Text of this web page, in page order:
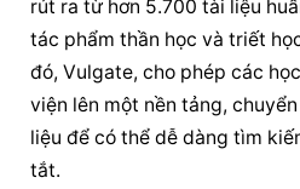
rút ra từ hơn 5.700 tài liệu
tác phẩm thần học và triết
đó, Vulgate, cho phép các
viện lên một nền tảng,
liệu để có thể dễ dàng tìm
tắt.